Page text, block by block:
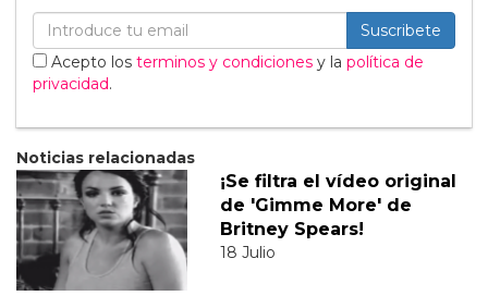
Suscribete
Acepto los terminos y condiciones y la política de
privacidad.
Noticias relacionadas
¡Se filtra el vídeo original
de 'Gimme More' de
Britney Spears!
18 Julio